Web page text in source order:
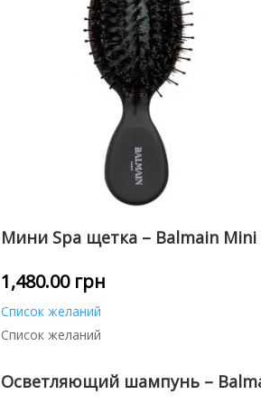
Мини Spa щетка – Balmain Mini
1,480.00 грн
Список желаний
Список желаний
Осветляющий шампунь –